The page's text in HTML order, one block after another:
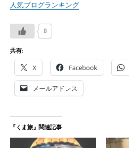
人気ブログランキング
0
共有:
X Facebook
メールアドレス
『くま旅』関連記事